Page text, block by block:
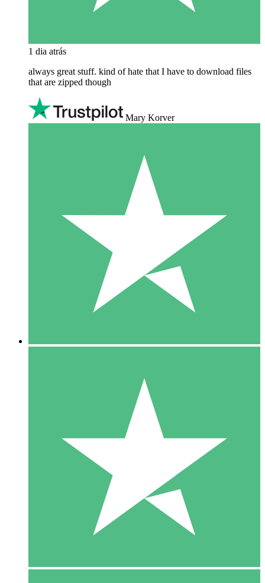
1 dia atrás
always great stuff. kind of hate that I have to download files
that are zipped though
Mary Korver